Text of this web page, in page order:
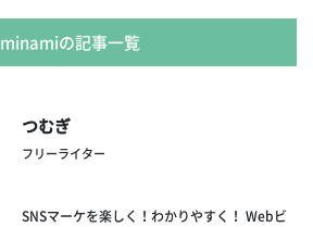
minamiの記事一覧
つむぎ
フリーライター
SNSマーケを楽しく！わかりやすく！ Webビ